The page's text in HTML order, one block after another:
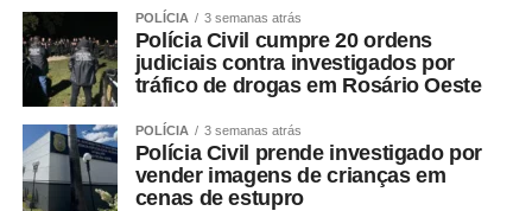
cobrando. Estamos no limite das notificações para tomar
uma providência: ou a empresa traz o maquinário e dá
celeridade à obra ou será feita a rescisão do contrato, em
uma medida mais drástica”, apontou.
O secretário de Governo e Planejamento Estratégico,
Klayton Gonçalves, ressaltou o trabalho contínuo de
fiscalização realizado pelo município e pela Câmara de
POLÍCIA 3 semanas atrás
Polícia Civil cumpre 20 ordens
judiciais contra investigados por
tráfico de drogas em Rosário Oeste
POLÍCIA 3 semanas atrás
Polícia Civil prende investigado por
vender imagens de crianças em
cenas de estupro